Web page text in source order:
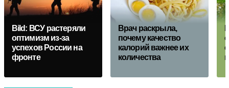
Bild: ВСУ растеряли
оптимизм из-за
успехов России на
фронте
Врач раскрыла,
почему качество
калорий важнее их
количества